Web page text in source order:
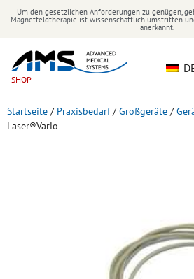
Um den gesetzlichen Anforderungen zu genügen,
Magnetfeldtherapie ist wissenschaftlich umstritten
anerkannt.
SHOP
Startseite / Praxisbedarf/Großgeräte /
Laser®Vario